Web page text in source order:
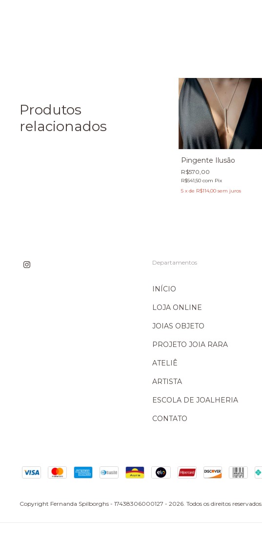
Produtos
relacionados
Pingente Ilusão
R$570,00
R$541,50 com Pix
5 x de R$114,00 sem juros
Departamentos
INÍCIO
LOJA ONLINE
JOIAS OBJETO
PROJETO JOIA RARA
ATELIÊ
ARTISTA
ESCOLA DE JOALHERIA
CONTATO
Copyright Fernanda Spilborghs - 17438306000127 - 2026. Todos os direitos reservados.